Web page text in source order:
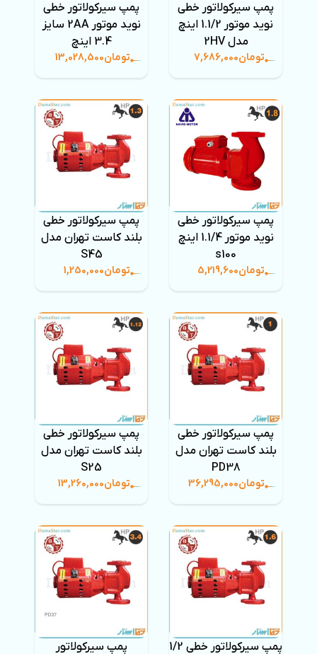
پمپ سیرکولاتور خطی
نوید موتور 1.1/2 اینچ
مدل 2HV
تومان7,686,000
پمپ سیرکولاتور خطی
نوید موتور 2AA سایز
3.4 اینچ
تومان13,028,500
پمپ سیرکولاتور خطی
نوید موتور 1.1/4 اینچ
s100
تومان5,219,600
پمپ سیرکولاتور خطی
بلند کاست تهران مدل
S45
تومان1,250,000
پمپ سیرکولاتور خطی
بلند کاست تهران مدل
PD38
تومان36,295,000
پمپ سیرکولاتور خطی
بلند کاست تهران مدل
S25
تومان13,260,000
پمپ سیرکولاتور خطی 1/2 پمپ سیرکولاتور